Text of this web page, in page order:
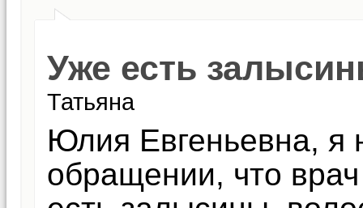
Уже есть
Татьяна
Юлия Евгеньевна, я
обращении, что